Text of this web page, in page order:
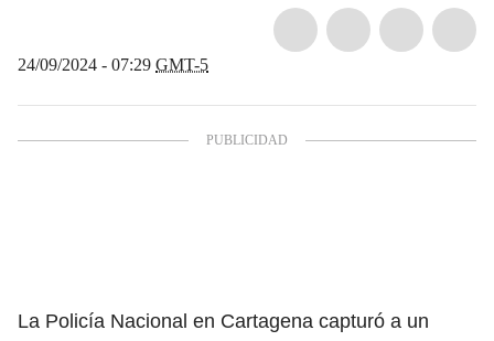
24/09/2024 - 07:29 GMT-5
La Policía Nacional en Cartagena capturó a un